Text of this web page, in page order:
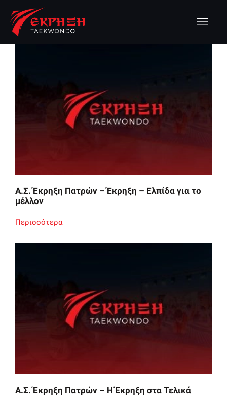
Α.Σ. Έκρηξη Πατρών – Έκρηξη – Ελπίδα για το
μέλλον
Περισσότερα
Α.Σ. Έκρηξη Πατρών – Η Έκρηξη στα Τελικά